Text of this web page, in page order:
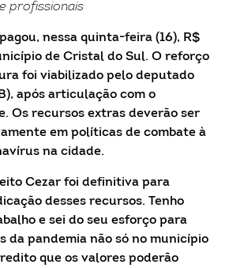
profissionais
nessa quinta-feira (16), R$
de Cristal do Sul. O reforço
foi viabilizado pelo deputado
após articulação com o
Os recursos extras deverão ser
em políticas de combate à
na cidade.
Cezar foi definitiva para
desses recursos. Tenho
e sei do seu esforço para
da pandemia não só no município
que os valores poderão